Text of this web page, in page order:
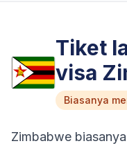
Tiket
visa
Biasanya
Zimbabwe